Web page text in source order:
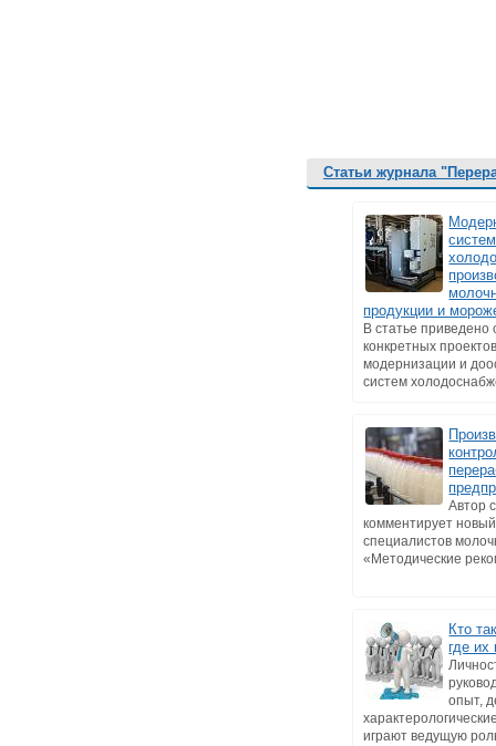
Статьи журнала
систем
продукции и
В статье приведено
конкретных
модернизации и
систем
Автор
комментирует
специалистов
«Методические
Кто
где их
опыт,
играют ведущую